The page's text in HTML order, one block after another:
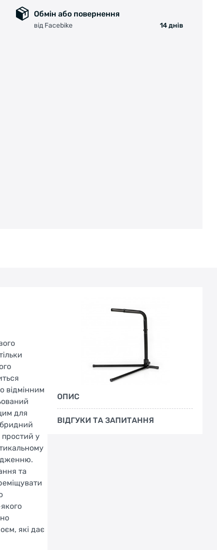
Обмін або повернення
від Facebike 14 днів
відмінним
для
простий у
та
які дає
ОПИС
ВІДГУКИ ТА ЗАПИТАННЯ